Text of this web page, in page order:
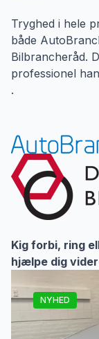
Tryghed i hele
både
Bilbrancheråd.
professionel
.
Kig forbi, ring
hjælpe dig
NYHED